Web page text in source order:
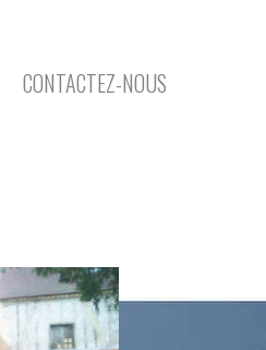
CONTACTEZ-NOUS